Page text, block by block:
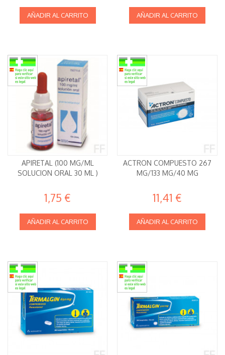
AÑADIR AL CARRITO AÑADIR AL CARRITO
APIRETAL (100 MG/ML
SOLUCION ORAL 30 ML )
1,75 €
AÑADIR AL CARRITO
ACTRON COMPUESTO 267
MG/133 MG/40 MG
11,41 €
AÑADIR AL CARRITO